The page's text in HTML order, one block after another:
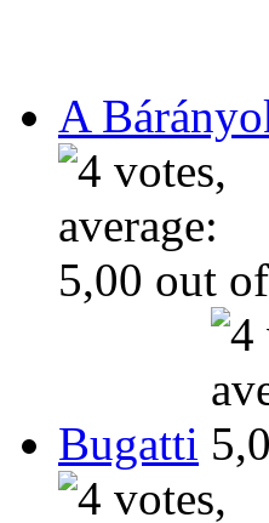
A
Bugatti